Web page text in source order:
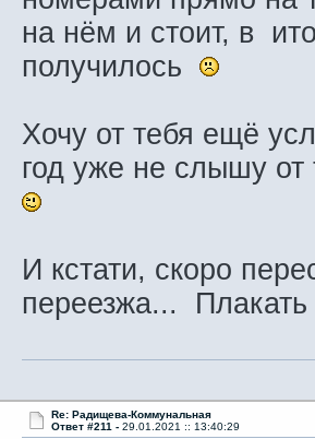
на нём и стоит, в
получилось
Хочу от тебя ещё
год уже не слышу от
И кстати, скоро
переезжа...
Re: Радищева-Коммунальная
Ответ #211 - 29.01.2021 :: 13:40:29